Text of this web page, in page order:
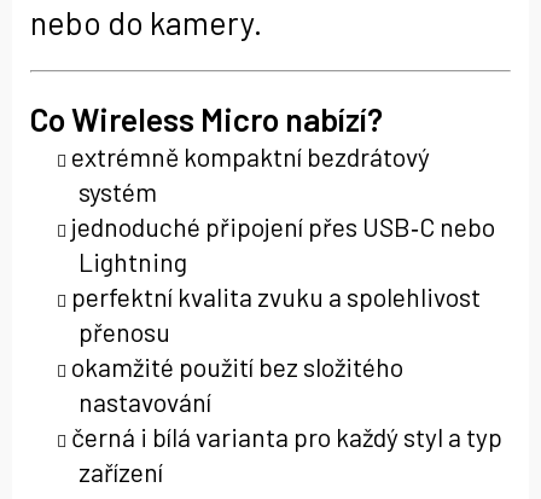
nebo do kamery.
Co Wireless Micro nabízí?
extrémně kompaktní bezdrátový
systém
jednoduché připojení přes USB‑C nebo
Lightning
perfektní kvalita zvuku a spolehlivost
přenosu
okamžité použití bez složitého
nastavování
černá i bílá varianta pro každý styl a typ
zařízení